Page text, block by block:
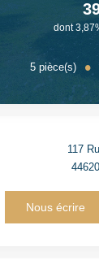
dont
5pièce(s)
117
44620
Nous écrire